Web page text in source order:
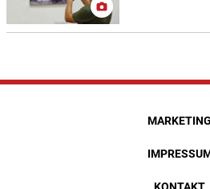
MARKETING